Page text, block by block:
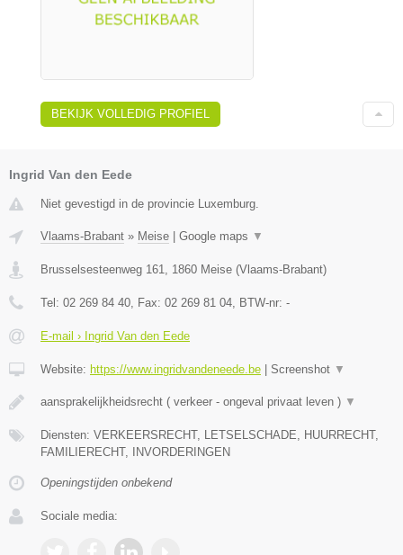
BEKIJK VOLLEDIG PROFIEL
Ingrid Van den Eede
Niet gevestigd in de provincie Luxemburg.
Vlaams-Brabant » Meise | Google maps ▼
Brusselsesteenweg 161 1860 Meise (Vlaams-Brabant)
Tel: 02 269 84 40 , Fax: 02 269 81 04 , BTW-nr: -
E-mail › Ingrid Van den Eede
Website: https://www.ingridvandeneede.be | Screenshot ▼
aansprakelijkheidsrecht ( verkeer - ongeval privaat leven ) ▼
Diensten: VERKEERSRECHT, LETSELSCHADE, HUURRECHT,
FAMILIERECHT, INVORDERINGEN
Openingstijden onbekend
Sociale media: